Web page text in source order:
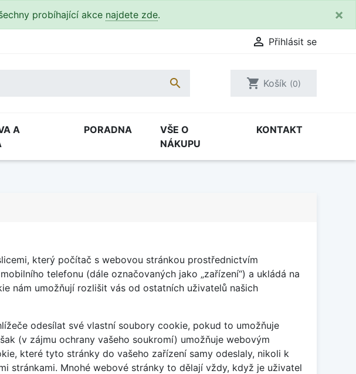
probíhající akce najdete zde. ×
 Přihlásit se
 shopping_cart Košík (0)
A
PORADNA
VŠE O
NÁKUPU
KONTAKT
který počítač s webovou stránkou prostřednictvím
telefonu (dále označovaných jako „zařízení“) a ukládá na
nám umožňují rozlišit vás od ostatních uživatelů našich
odesílat své vlastní soubory cookie, pokud to umožňuje
(v zájmu ochrany vašeho soukromí) umožňuje webovým
které tyto stránky do vašeho zařízení samy odeslaly, nikoli k
stránkami. Mnohé webové stránky to dělají vždy, když je uživatel